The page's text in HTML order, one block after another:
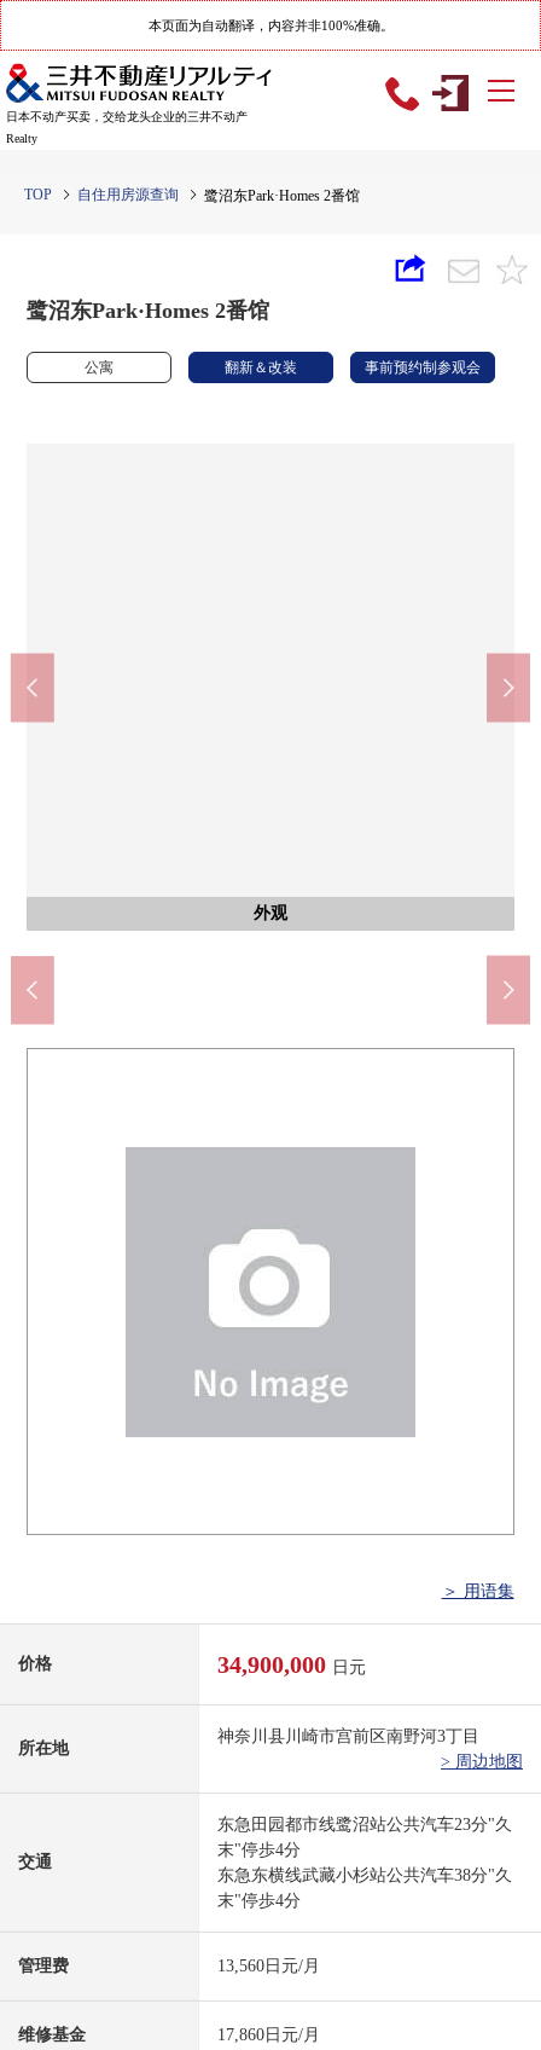
本页面为自动翻译，内容并非100%准确。
日本不动产买卖，交给龙头企业的三井不动产
Realty
TOP 自住用房源查询 鹭沼东Park·Homes 2番馆
鹭沼东Park·Homes 2番馆
公寓 翻新＆改装 事前预约制参观会
外观
客厅
客厅
客厅
厨房
公共汽车
洗脸
厕所
室内
约6.4张塌塌米西式房间
室内
约6.4张塌塌米西式房间
室内
约5.2张塌塌米西式房间
室内
约5.2张塌塌米西式房间
室内
约6.0张塌塌米日式房间
室内
约6.0张塌塌米日式房间
收纳
约4.0张塌塌米
阳台
阳台(西侧)
风景
风景(西侧)
风景
风景(西侧)
阳台
阳台(南侧)
风景
风景(南侧)
风景
风景(南侧)
阳台
客厅
客厅
入口
入口
停车场
共有部分
摩托车场地
共有部分
自行车停放处
ＯＫ野川店(约880m)
步行11分钟。
川崎久末邮局(约700m)
步行9分钟。
川崎市立野川中学(约1360m)
步行17分钟。
＞ 用语集
价格 34,900,000 日元
所在地
神奈川县川崎市宫前区南野河3丁目
> 周边地图
交通
东急田园都市线鹭沼站公共汽车23分"久
末"停歩4分
东急东横线武藏小杉站公共汽车38分"久
末"停歩4分
管理费 13,560日元/月
维修基金 17,860日元/月